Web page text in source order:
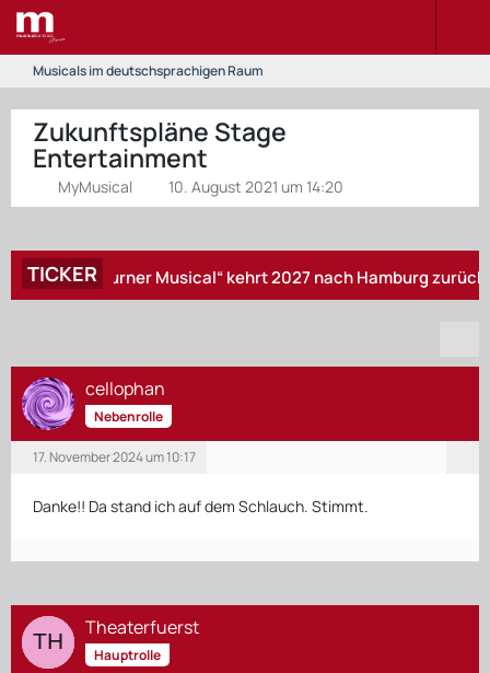
Musicals im deutschsprachigen Raum
Zukunftspläne Stage
Entertainment
MyMusical 10. August 2021 um 14:20
TICKER
Tina Turner Musical“ kehrt 2027 nach Hamburg zurück –
cellophan
Nebenrolle
17. November 2024 um 10:17
Danke!! Da stand ich auf dem Schlauch. Stimmt.
Theaterfuerst
Hauptrolle